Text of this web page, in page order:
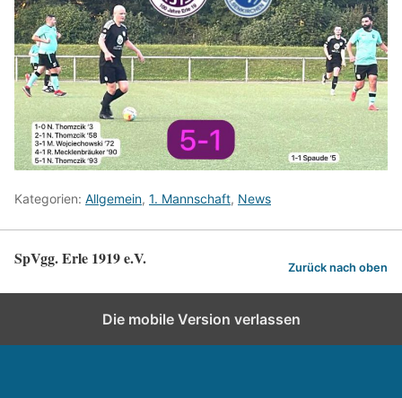
Kategorien: Allgemein, 1. Mannschaft, News
SpVgg. Erle 1919 e.V. Zurück nach oben
Die mobile Version verlassen